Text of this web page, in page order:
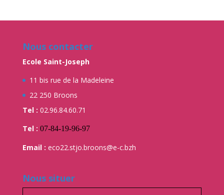
Nous contacter
Ecole Saint-Joseph
11 bis rue de la Madeleine
22 250 Broons
Tel : 02.96.84.60.71
Tel : 07-84-19-96-97
Email : eco22.stjo.broons@e-c.bzh
Nous situer